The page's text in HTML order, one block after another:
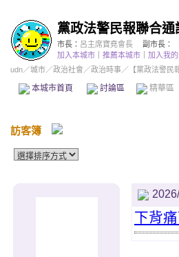
黨政法警民報聯合通
市長： 呂主席寶堯會長
副市長：
加入本城市
推薦本城市 加入我
udn／城市／政治社會 ／政治時事／ 【黨政法警民
本城市首頁 討論區 精華區
訪客簿
下背